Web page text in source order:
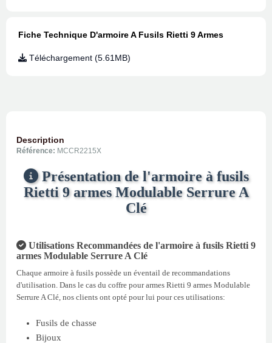
Fiche Technique D'armoire A Fusils Rietti 9 Armes
Téléchargement (5.61MB)
Description
Référence: MCCR2215X
Présentation de l'armoire à fusils
Rietti 9 armes Modulable Serrure A
Clé
Utilisations Recommandées de l'armoire à fusils Rietti 9
armes Modulable Serrure A Clé
Chaque armoire à fusils possède un éventail de recommandations
d'utilisation. Dans le cas du coffre pour armes Rietti 9 armes Modulable
Serrure A Clé, nos clients ont opté pour lui pour ces utilisations:
Fusils de chasse
Bijoux